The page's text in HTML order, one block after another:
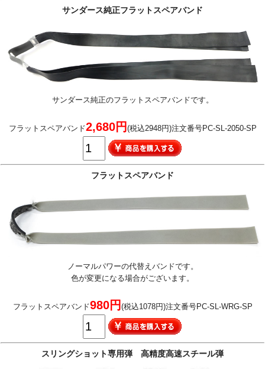
サンダース純正フラットスペアバンド
サンダース純正のフラットスペアバンドです。
フラットスペアバンド2,680円 (税込2948円)注文番号PC-SL-2050-SP
フラットスペアバンド
ノーマルパワーの代替えバンドです。
色が変更になる場合がございます。
フラットスペアバンド980円 (税込1078円)注文番号PC-SL-WRG-SP
スリングショット専用弾 高精度高速スチール弾